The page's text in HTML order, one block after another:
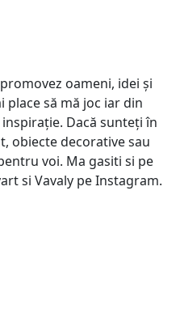
oameni, idei și
să mă joc iar din
Dacă sunteți în
obiecte decorative sau
voi. Ma gasiti si pe
si Vavaly pe Instagram.